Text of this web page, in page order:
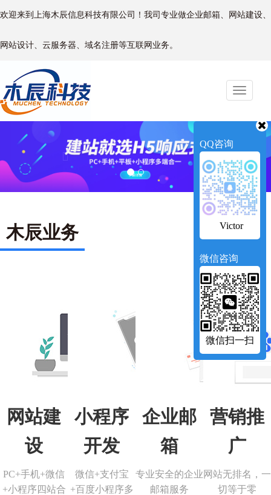
欢迎来到上海木辰信息科技有限公司！我司专业做企业邮箱、网站建设、
网站设计、云服务器、域名注册等互联网业务。
Toggle
木辰业务
网站建
设
PC+手机+微信
+小程序四站合
小程序
开发
微信+支付宝
+百度小程序多
多端合一
销新名片
企业邮
箱
专业安全的企业
邮箱服务
企业邮箱
安全的企业邮箱服务
一体化办公新体验
阿里企业邮箱
营销推
广
网站无排名，一
切等于零
营销推广
网站无排名，一切等于零
网站排名优化按效果付费
网站推广
seo优化
QQ咨询
Victor
微信咨询
微信扫一扫